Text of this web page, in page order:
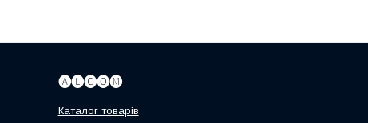
🅐🅛🅒🅞🅜
Каталог товарів